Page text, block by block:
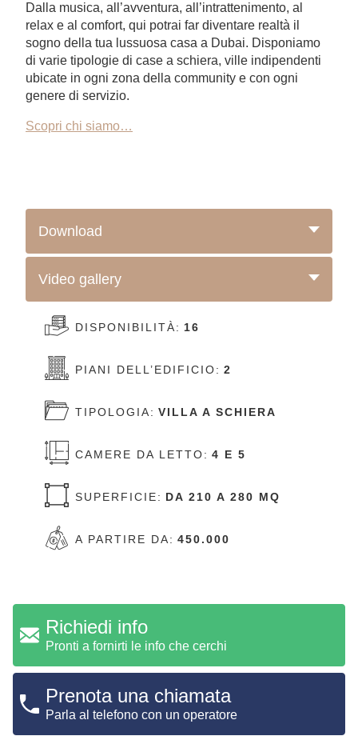
Dalla musica, all’avventura, all’intrattenimento, al
relax e al comfort, qui potrai far diventare realtà il
sogno della tua lussuosa casa a Dubai. Disponiamo
di varie tipologie di case a schiera, ville indipendenti
ubicate in ogni zona della community e con ogni
genere di servizio.
Scopri chi siamo…
Download
Video gallery
DISPONIBILITÀ: 16
PIANI DELL’EDIFICIO: 2
TIPOLOGIA: VILLA A SCHIERA
CAMERE DA LETTO: 4 E 5
SUPERFICIE: DA 210 A 280 MQ
A PARTIRE DA: 450.000
Richiedi info
Pronti a fornirti le info che cerchi
Prenota una chiamata
Parla al telefono con un operatore